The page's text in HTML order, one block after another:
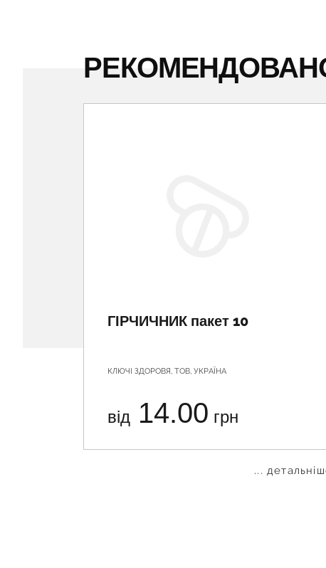
ГІРЧИЧНИК пакет 10
КЛЮЧІ ЗДОРОВЯ, ТОВ, УКРАЇНА
від 14.00 грн
...